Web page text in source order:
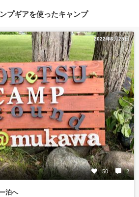
プギアを使ったキャンプ
2022年6月25日
50 2
泊へ